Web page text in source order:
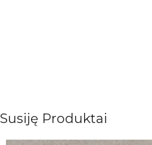
Susiję Produktai